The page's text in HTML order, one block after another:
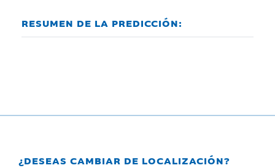
RESUMEN DE LA PREDICCIÓN:
¿DESEAS CAMBIAR DE LOCALIZACIÓN?